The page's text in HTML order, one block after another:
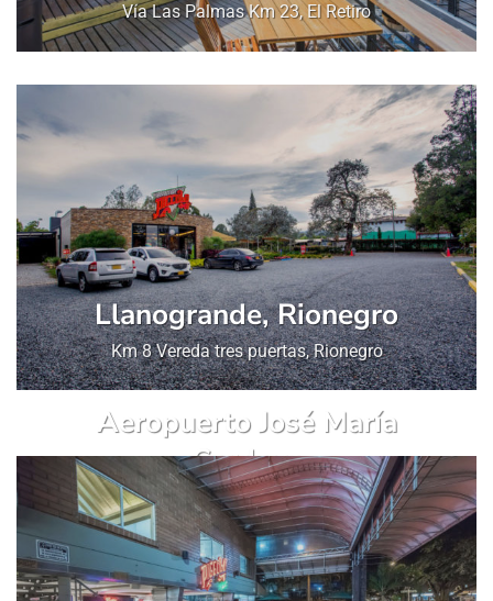
Vía Las Palmas Km 23, El Retiro
Llanogrande, Rionegro
Km 8 Vereda tres puertas, Rionegro
Aeropuerto José María
Cordova
Local 80A 3 piso, Rionegro